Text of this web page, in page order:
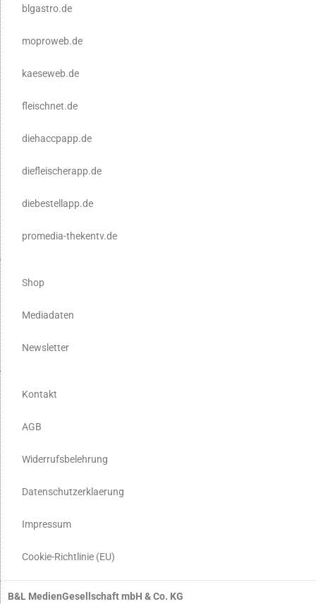
blgastro.de
moproweb.de
kaeseweb.de
fleischnet.de
diehaccpapp.de
diefleischerapp.de
diebestellapp.de
promedia-thekentv.de
Shop
Mediadaten
Newsletter
Kontakt
AGB
Widerrufsbelehrung
Datenschutzerklaerung
Impressum
Cookie-Richtlinie (EU)
B&L MedienGesellschaft mbH & Co. KG